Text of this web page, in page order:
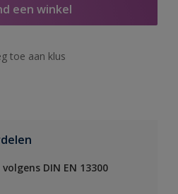
een winkel
toe aan klus
DIN EN 13300